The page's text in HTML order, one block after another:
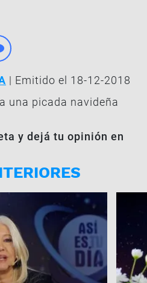
| Emitido el 18-12-2018
una picada navideña
y dejá tu opinión en